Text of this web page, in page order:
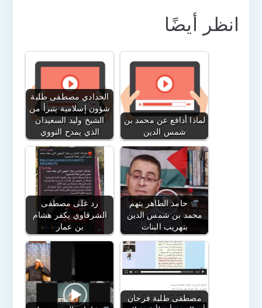
انظر أيضًا
الحدادي مصطفى طلبة
شؤون إسلامية يتبرأ من
الشيخ وليد السعيدان
الذي يمدح النووي
لماذا أدافع عن محمد بن
شمس الدين
رد على مصطفى
الشرقاوي يكفر هشام
بن عمار
حامد الطاهر يتهم
محمد بن شمس الدين
بتهريب البنات
مصطفى طلبة فرحان